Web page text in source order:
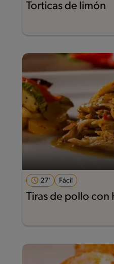
Torticas de limón
27' Fácil
Tiras de pollo con